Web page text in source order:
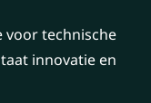
voor technische
innovatie en